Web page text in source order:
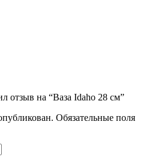
отзыв на “Ваза Idaho 28 см”
Обязательные поля